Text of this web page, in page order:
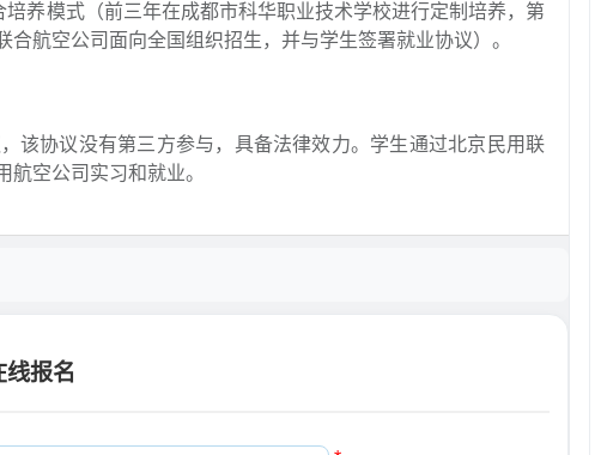
养模式（前三年在成都市科华职业技术学校进行定制培养，第
合航空公司面向全国组织招生，并与学生签署就业协议）。
该协议没有第三方参与，具备法律效力。学生通过北京民用联
空公司实习和就业。
线报名